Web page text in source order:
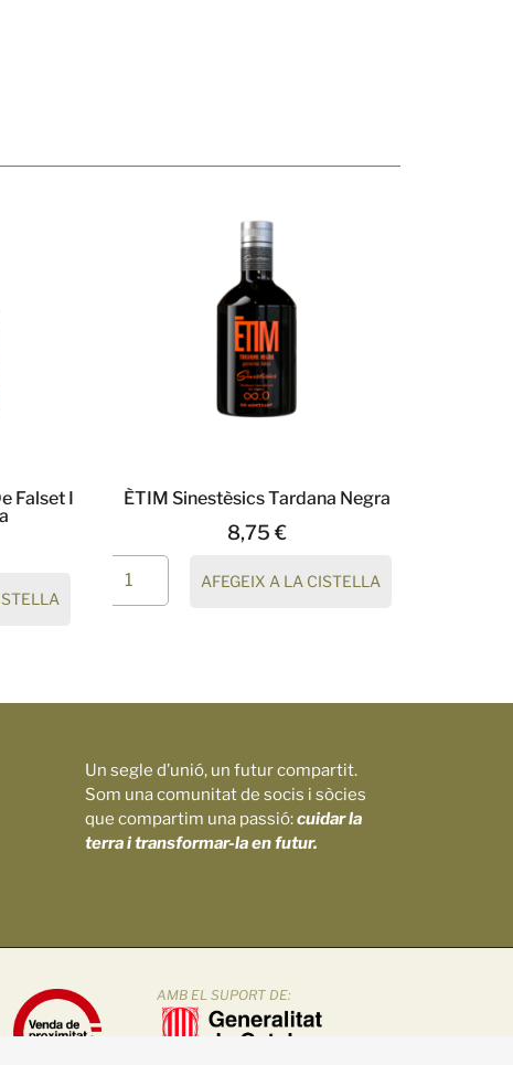
Falset I
ÈTIM Sinestèsics Tardana Negra
8,75€
AFEGEIX A LA CISTELLA
Un segle d’unió, un futur compartit.
Som una comunitat de socis i sòcies
que compartim una passió:cuidar la
terra i transformar-la en futur.
AMB EL SUPORT DE: